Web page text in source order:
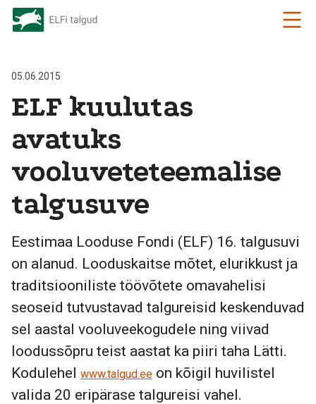
05.06.2015
ELF kuulutas
avatuks
vooluveteteemalise
talgusuve
Eestimaa Looduse Fondi (ELF) 16. talgusuvi
on alanud. Looduskaitse mõtet, elurikkust ja
traditsiooniliste töövõtete omavahelisi
seoseid tutvustavad talgureisid keskenduvad
sel aastal vooluveekogudele ning viivad
loodussõpru teist aastat ka piiri taha Lätti.
Kodulehel www.talgud.ee on kõigil huvilistel
valida 20 eripärase talgureisi vahel.